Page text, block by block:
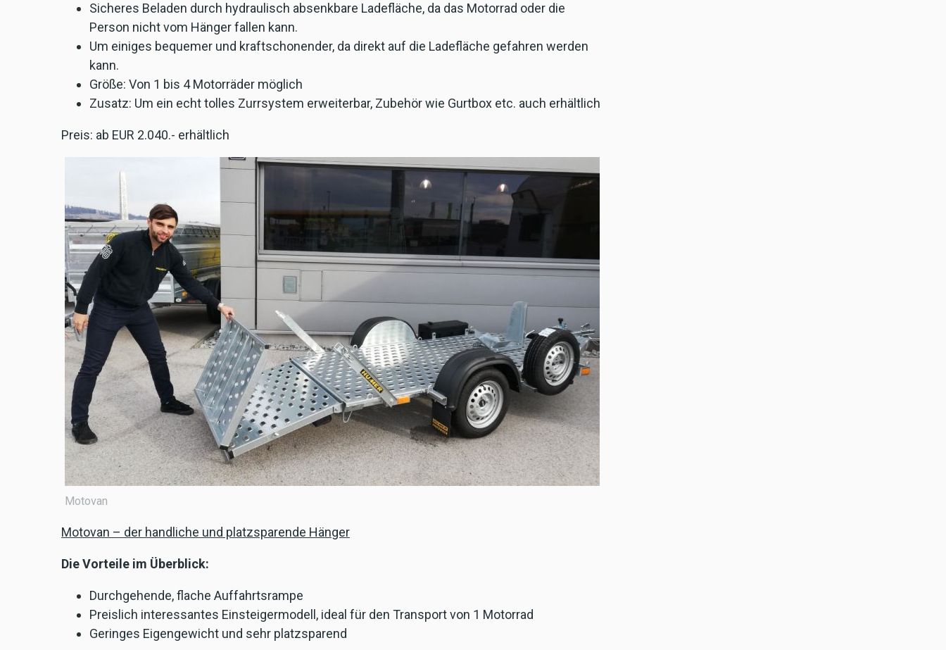
Sicheres Beladen durch hydraulisch absenkbare Ladefläche, da das Motorrad oder die
Person nicht vom Hänger fallen kann.
Um einiges bequemer und kraftschonender, da direkt auf die Ladefläche gefahren werden
kann.
Größe: Von 1 bis 4 Motorräder möglich
Zusatz: Um ein echt tolles Zurrsystem erweiterbar, Zubehör wie Gurtbox etc. auch erhältlich
Preis: ab EUR 2.040.- erhältlich
Motovan
Motovan – der handliche und platzsparende Hänger
Die Vorteile im Überblick:
Durchgehende, flache Auffahrtsrampe
Preislich interessantes Einsteigermodell, ideal für den Transport von 1 Motorrad
Geringes Eigengewicht und sehr platzsparend